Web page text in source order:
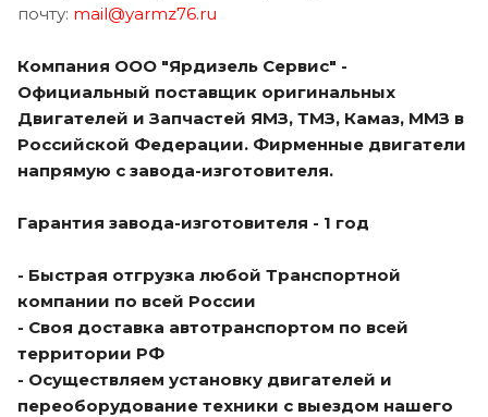
почту: mail@yarmz76.ru
Компания ООО "Ярдизель Сервис" -
Официальный поставщик оригинальных
Двигателей и Запчастей ЯМЗ, ТМЗ, Камаз, ММЗ в
Российской Федерации. Фирменные двигатели
напрямую с завода-изготовителя.
Гарантия завода-изготовителя - 1 год
- Быстрая отгрузка любой Транспортной
компании по всей России
- Своя доставка автотранспортом по всей
территории РФ
- Осуществляем установку двигателей и
переоборудование техники с выездом нашего